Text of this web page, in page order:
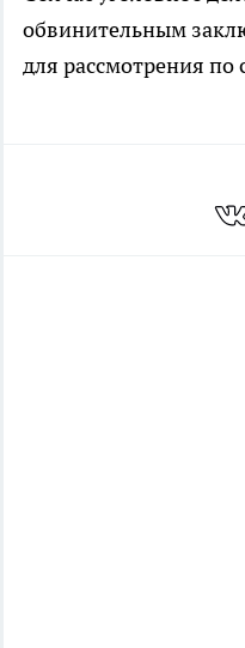
обвинительным
для рассмотрения по